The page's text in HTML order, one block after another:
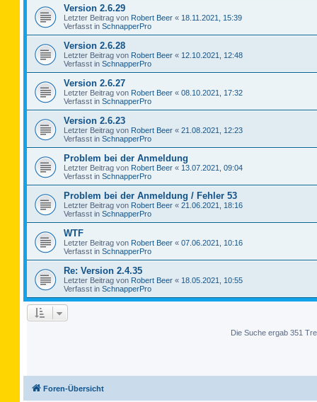
Version 2.6.29
Letzter Beitrag von Robert Beer « 18.11.2021, 15:39
Verfasst in SchnapperPro
Version 2.6.28
Letzter Beitrag von Robert Beer « 12.10.2021, 12:48
Verfasst in SchnapperPro
Version 2.6.27
Letzter Beitrag von Robert Beer « 08.10.2021, 17:32
Verfasst in SchnapperPro
Version 2.6.23
Letzter Beitrag von Robert Beer « 21.08.2021, 12:23
Verfasst in SchnapperPro
Problem bei der Anmeldung
Letzter Beitrag von Robert Beer « 13.07.2021, 09:04
Verfasst in SchnapperPro
Problem bei der Anmeldung / Fehler 53
Letzter Beitrag von Robert Beer « 21.06.2021, 18:16
Verfasst in SchnapperPro
WTF
Letzter Beitrag von Robert Beer « 07.06.2021, 10:16
Verfasst in SchnapperPro
Re: Version 2.4.35
Letzter Beitrag von Robert Beer « 18.05.2021, 10:55
Verfasst in SchnapperPro
Die Suche ergab 351
Foren-Übersicht